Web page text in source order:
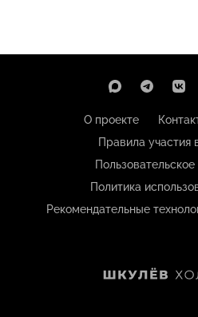
О проекте
Правила участия
Политика
Рекомендательные